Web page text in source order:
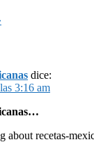
dice:
3:16 am
about recetas-